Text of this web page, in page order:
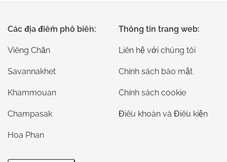
Các địa điểm phổ biến:
Viêng Chăn
Savannakhet
Khammouan
Champasak
Hoa Phan
Thông tin trang web:
Liên hệ với chúng tôi
Chính sách bảo mật
Chính sách cookie
Điều khoản và Điều kiện